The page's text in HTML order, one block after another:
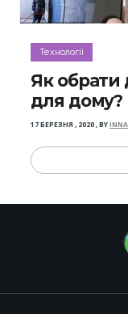
Технології
Як обрати
для дому?
17 БЕРЕЗНЯ , 2020,BY